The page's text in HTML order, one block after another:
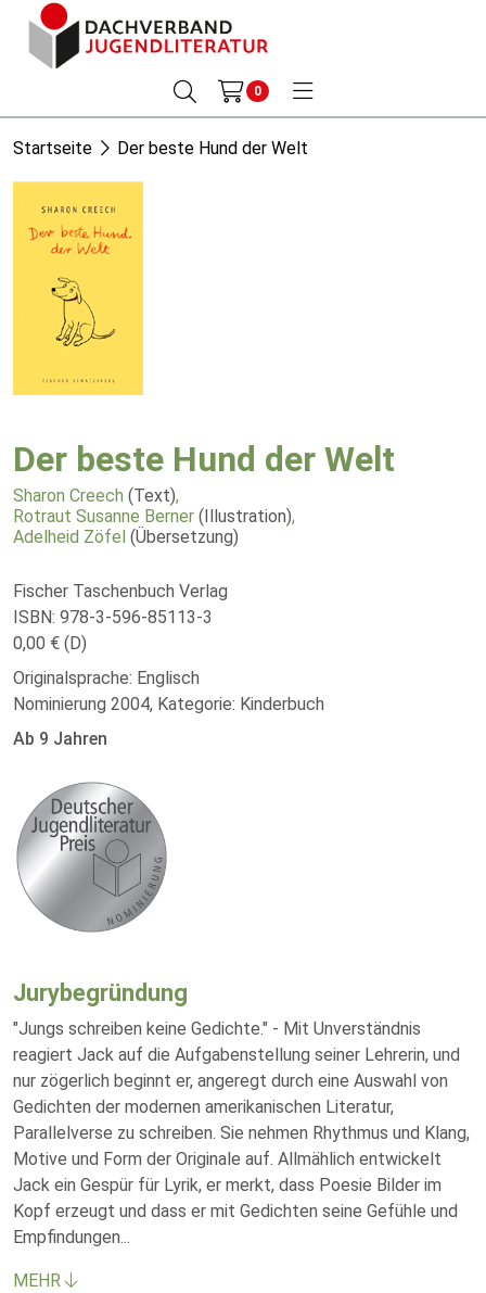
0
Startseite Der beste Hund der Welt
Der beste Hund der Welt
Sharon Creech (Text),
Rotraut Susanne Berner (Illustration),
Adelheid Zöfel (Übersetzung)
Fischer Taschenbuch Verlag
ISBN: 978-3-596-85113-3
0,00 € (D)
Originalsprache: Englisch
Nominierung 2004, Kategorie: Kinderbuch
Ab 9 Jahren
Jurybegründung
"Jungs schreiben keine Gedichte." - Mit Unverständnis
reagiert Jack auf die Aufgabenstellung seiner Lehrerin, und
nur zögerlich beginnt er, angeregt durch eine Auswahl von
Gedichten der modernen amerikanischen Literatur,
Parallelverse zu schreiben. Sie nehmen Rhythmus und Klang,
Motive und Form der Originale auf. Allmählich entwickelt
Jack ein Gespür für Lyrik, er merkt, dass Poesie Bilder im
Kopf erzeugt und dass er mit Gedichten seine Gefühle und
Empfindungen...
MEHR